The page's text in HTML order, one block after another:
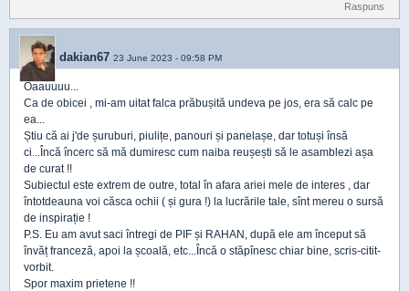
Raspuns
dakian67 23 June 2023 - 09:58 PM
Oaauuuu...
Ca de obicei , mi-am uitat falca prăbușită undeva pe jos, era să calc pe
ea...
Știu că ai j'de șuruburi, piulițe, panouri și panelașe, dar totuși însă
ci...Încă încerc să mă dumiresc cum naiba reușești să le asamblezi așa
de curat !!
Subiectul este extrem de outre, total în afara ariei mele de interes , dar
întotdeauna voi căsca ochii ( și gura !) la lucrările tale, sînt mereu o sursă
de inspirație !
P.S. Eu am avut saci întregi de PIF și RAHAN, după ele am început să
învăț franceză, apoi la școală, etc...Încă o stăpînesc chiar bine, scris-citit-
vorbit.
Spor maxim prietene !!